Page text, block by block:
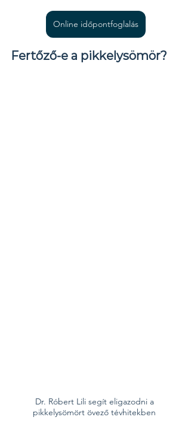
Online időpontfoglalás
Fertőző-e a pikkelysömör?
Dr. Róbert Lili segít eligazodni a
pikkelysömört övező tévhitekben